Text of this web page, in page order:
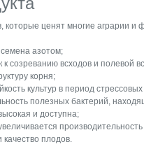
которые ценят многие аграрии и
азотом;
к созреванию всходов и полевой
корня;
культур в период
полезных бактерий,
и доступна;
плодов.